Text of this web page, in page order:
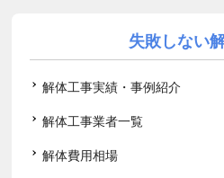
失敗しない
解体工事実績・事例紹介
解体工事業者一覧
解体費用相場